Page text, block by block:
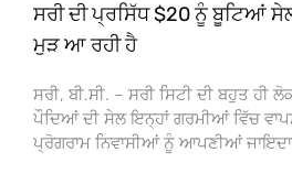
ਸਰੀ ਦੀ ਪ੍ਰਸਿੱਧ $20 ਨੂੰ ਬੂਟਿਆਂ
ਮੁੜ ਆ ਰਹੀ ਹੈ
ਸਰੀ, ਬੀ.ਸੀ. – ਸਰੀ ਸਿਟੀ ਦੀ ਬਹੁਤ ਹੀ
ਪੌਦਿਆਂ ਦੀ ਸੇਲ ਇਨ੍ਹਾਂ ਗਰਮੀਆਂ ਵਿੱਚ
ਪ੍ਰੋਗਰਾਮ ਨਿਵਾਸੀਆਂ ਨੂੰ ਆਪਣੀਆਂ